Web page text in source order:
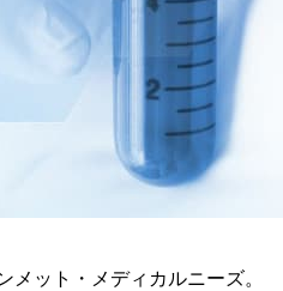
メット・メディカルニーズ。